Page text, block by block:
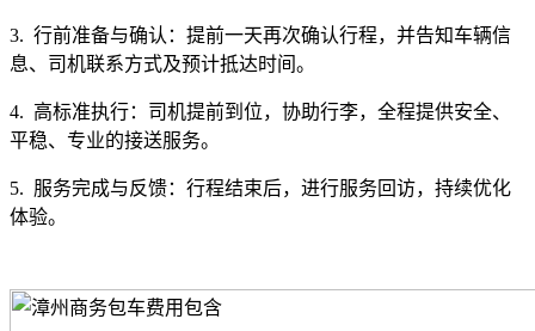
3. 行前准备与确认：提前一天再次确认行程，并告知车辆信
息、司机联系方式及预计抵达时间。
4. 高标准执行：司机提前到位，协助行李，全程提供安全、
平稳、专业的接送服务。
5. 服务完成与反馈：行程结束后，进行服务回访，持续优化
体验。